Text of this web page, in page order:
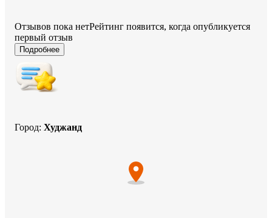
Отзывов пока нетРейтинг появится, когда опубликуется
первый отзыв
Подробнее
Город: Худжанд